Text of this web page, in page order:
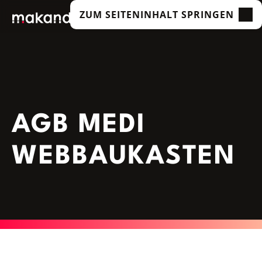
ZUM SEITENINHALT SPRINGEN
ÜBER UNS
INSIGHTS
AGB MEDI
WEBBAUKASTEN